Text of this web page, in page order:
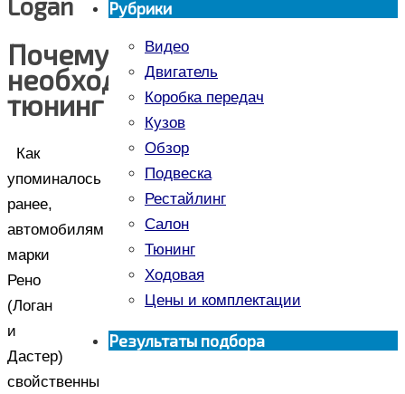
Logan
Почему
необходим
тюнинг
Как
упоминалось
ранее,
автомобилям
марки
Рено
(Логан
и
Дастер)
свойственны
Рубрики
Видео
Двигатель
Коробка передач
Кузов
Обзор
Подвеска
Рестайлинг
Салон
Тюнинг
Ходовая
Цены и комплектации
Результаты подбора